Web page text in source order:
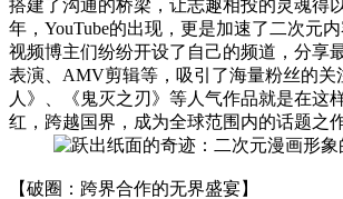
搭建了沟通的桥梁，让志趣相投的灵魂得
年，YouTube的出现，更是加速了二次元内
视频博主们纷纷开设了自己的频道，分享
表演、AMV剪辑等，吸引了海量粉丝的关
人》、《鬼灭之刃》等人气作品就是在这
红，跨越国界，成为全球范围内的话题之作
【破圈：跨界合作的无界盛宴】